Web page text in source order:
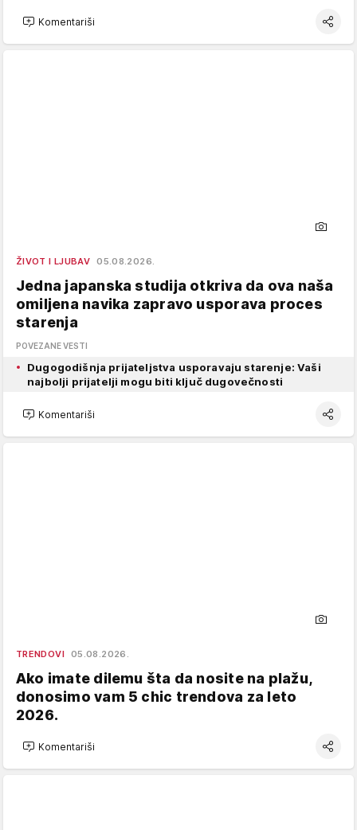
Komentariši
ŽIVOT I LJUBAV 05.08.2026.
Jedna japanska studija otkriva da ova naša
omiljena navika zapravo usporava proces
starenja
POVEZANE VESTI
Dugogodišnja prijateljstva usporavaju starenje: Vaši
najbolji prijatelji mogu biti ključ dugovečnosti
Komentariši
TRENDOVI 05.08.2026.
Ako imate dilemu šta da nosite na plažu,
donosimo vam 5 chic trendova za leto
2026.
Komentariši